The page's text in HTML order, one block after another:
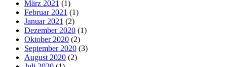
März 2021 (1)
Februar 2021 (1)
Januar 2021 (2)
Dezember 2020 (1)
Oktober 2020 (2)
September 2020 (3)
August 2020 (2)